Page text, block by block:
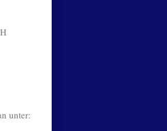
unter: